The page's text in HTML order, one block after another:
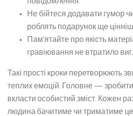
Не бійтеся додавати гумор
роблять подарунок ще
Пам’ятайте про якість
гравіювання не втратило
Такі прості кроки перетворюють
теплих емоцій. Головне — зробити
вкласти особистий зміст. Кожен
людина бачитиме чи триматиме